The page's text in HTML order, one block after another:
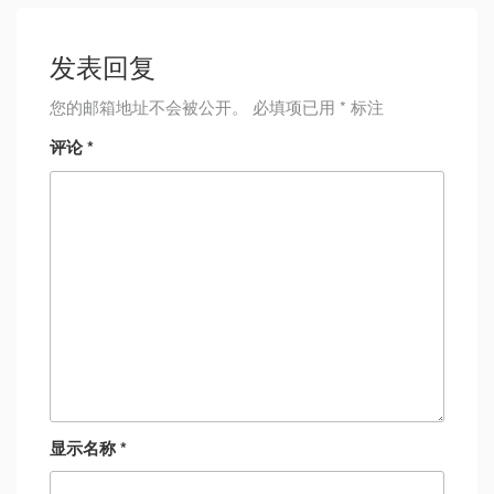
发表回复
您的邮箱地址不会被公开。 必填项已用 * 标注
评论*
显示名称*